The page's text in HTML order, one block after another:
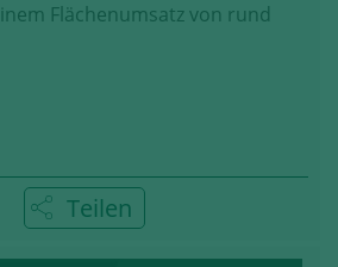
Flächenumsatz von rund
Teilen